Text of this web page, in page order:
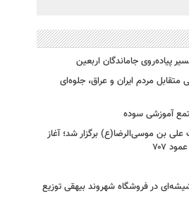
پیاده‌روی جاماندگان اربعین
متقابل مردم ایران و عراق، جلوه‌ای
آموزشی سوده
بن موسی‌الرضا(ع) برگزار شد؛ آغاز
۷۰۷
در فروشگاه شهروند بیهقی توزیع